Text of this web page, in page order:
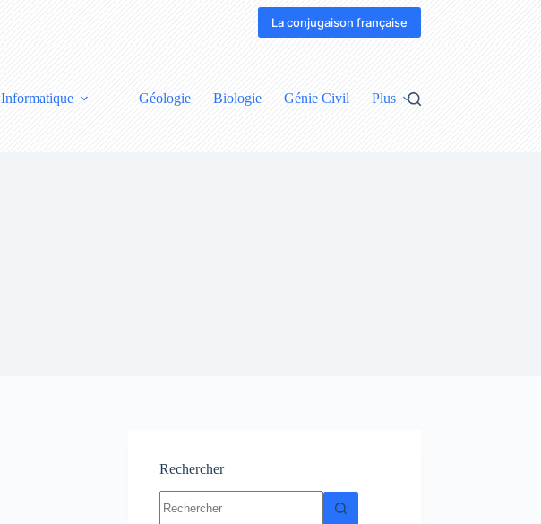
La conjugaison française
Informatique Géologie Biologie Génie Civil Plus
Rechercher
résultat